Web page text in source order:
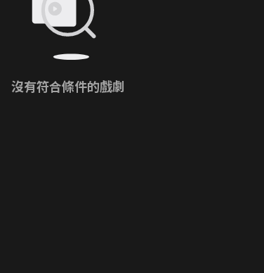
沒有符合條件的戲劇